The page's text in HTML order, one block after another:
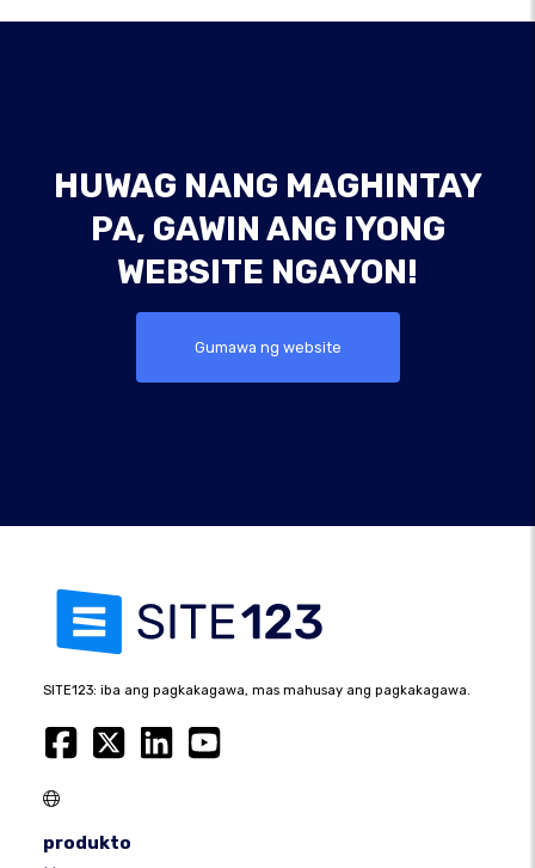
HUWAG NANG MAGHINTAY
PA, GAWIN ANG IYONG
WEBSITE NGAYON!
Gumawa ng website
SITE123: iba ang pagkakagawa, mas mahusay ang pagkakagawa.
produkto